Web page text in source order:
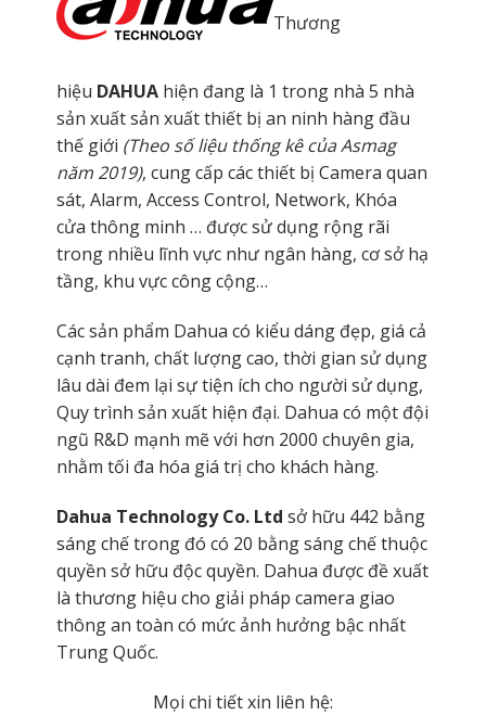
Thương
hiệu DAHUAhiện đang là 1 trong nhà 5 nhà
sản xuất sản xuất thiết bị an ninh hàng đầu
thế giới (Theo số liệu thống kê của Asmag
năm 2019), cung cấp các thiết bị Camera quan
sát, Alarm, Access Control, Network, Khóa
cửa thông minh … được sử dụng rộng rãi
trong nhiều lĩnh vực như ngân hàng, cơ sở hạ
tầng, khu vực công cộng…
Các sản phẩm Dahua có kiểu dáng đẹp, giá cả
cạnh tranh, chất lượng cao, thời gian sử dụng
lâu dài đem lại sự tiện ích cho người sử dụng,
Quy trình sản xuất hiện đại. Dahua có một đội
ngũ R&D mạnh mẽ với hơn 2000 chuyên gia,
nhằm tối đa hóa giá trị cho khách hàng.
Dahua Technology Co. Ltd sở hữu 442 bằng
sáng chế trong đó có 20 bằng sáng chế thuộc
quyền sở hữu độc quyền. Dahua được đề xuất
là thương hiệu cho giải pháp camera giao
thông an toàn có mức ảnh hưởng bậc nhất
Trung Quốc.
Mọi chi tiết xin liên hệ: